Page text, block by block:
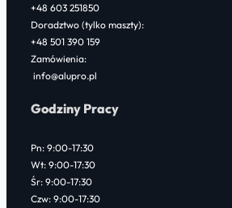
+48 603 251850
Doradztwo (tylko maszty):
+48 501 390 159
Zamówienia:
info@alupro.pl
Godziny Pracy
Pn: 9:00-17:30
Wt: 9:00-17:30
Śr: 9:00-17:30
Czw: 9:00-17:30